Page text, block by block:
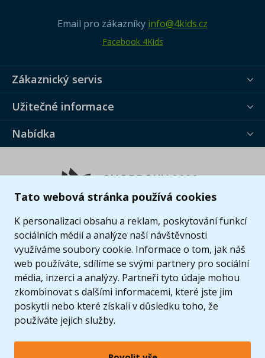
Tato webová stránka používá cookies
K personalizaci obsahu a reklam, poskytování funkcí
sociálních médií a analýze naší návštěvnosti
využíváme soubory cookie. Informace o tom, jak náš
web používáte, sdílíme se svými partnery pro sociální
média, inzerci a analýzy. Partneři tyto údaje mohou
zkombinovat s dalšími informacemi, které jste jim
poskytli nebo které získali v důsledku toho, že
používáte jejich služby.
Email pro zákazníky info@4kids.cz
Facebook 4Kids
Zákaznický servis
Užitečné informace
Nabídka